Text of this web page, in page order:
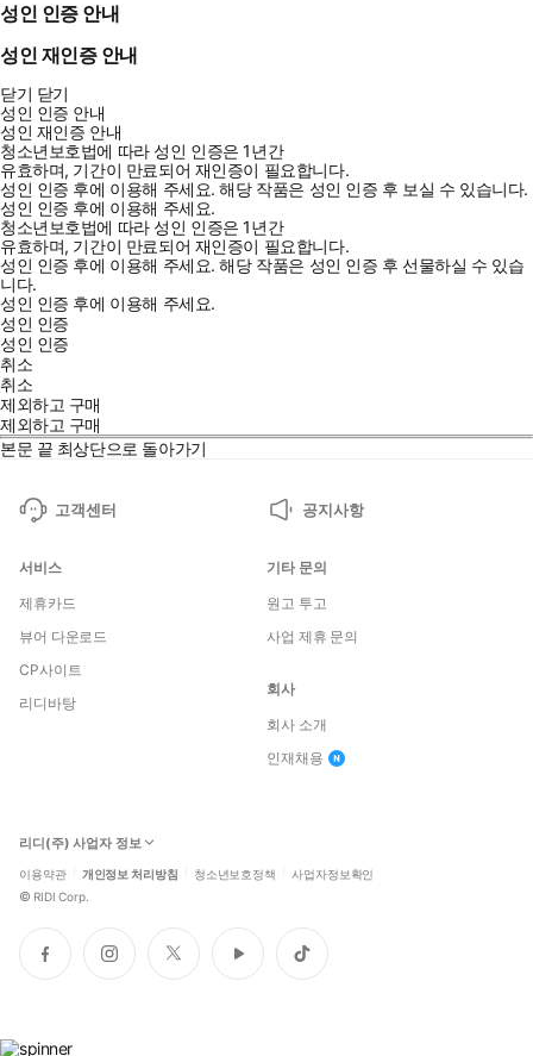
성인 인증 안내
성인 재인증 안내
닫기 닫기
성인 인증 안내
성인 재인증 안내
청소년보호법에 따라 성인 인증은 1년간
유효하며, 기간이 만료되어 재인증이 필요합니다.
성인 인증 후에 이용해 주세요.해당 작품은 성인 인증 후 보실 수 있습니다.
성인 인증 후에 이용해 주세요.
청소년보호법에 따라 성인 인증은 1년간
유효하며, 기간이 만료되어 재인증이 필요합니다.
성인 인증 후에 이용해 주세요.해당 작품은 성인 인증 후 선물하실 수 있습
니다.
성인 인증 후에 이용해 주세요.
성인 인증
성인 인증
취소
취소
제외하고 구매
제외하고 구매
본문 끝 최상단으로 돌아가기
고객센터 공지사항
서비스
제휴카드
뷰어 다운로드
CP사이트
리디바탕
기타 문의
원고 투고
사업 제휴 문의
회사
회사 소개
인재채용
리디(주) 사업자 정보
이용약관 개인정보 처리방침 청소년보호정책 사업자정보확인
© RIDI Corp.
페
이
인
스
트
위
유
튜
틱
톡